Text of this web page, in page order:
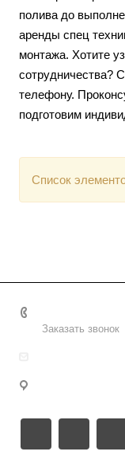
полива до
аренды спец
монтажа. Хотите
сотрудничества?
телефону.
подготовим
Список
Заказать звонок